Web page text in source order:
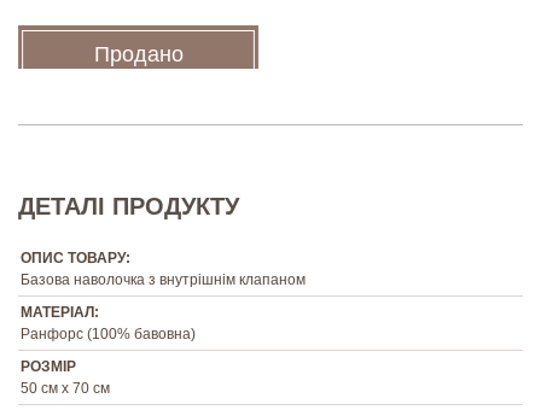
Продано
ДЕТАЛІ ПРОДУКТУ
ОПИС ТОВАРУ:
Базова наволочка з внутрішнім клапаном
МАТЕРІАЛ:
Ранфорс (100% бавовна)
РОЗМІР
50 см х 70 см